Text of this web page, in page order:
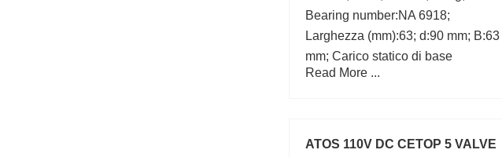
Bearing number:NA 6918;
Larghezza (mm):63; d:90 mm; B:63
mm; Carico statico di base
(C0):490 kN;
Read More ...
ATOS 110V DC CETOP 5 VALVE